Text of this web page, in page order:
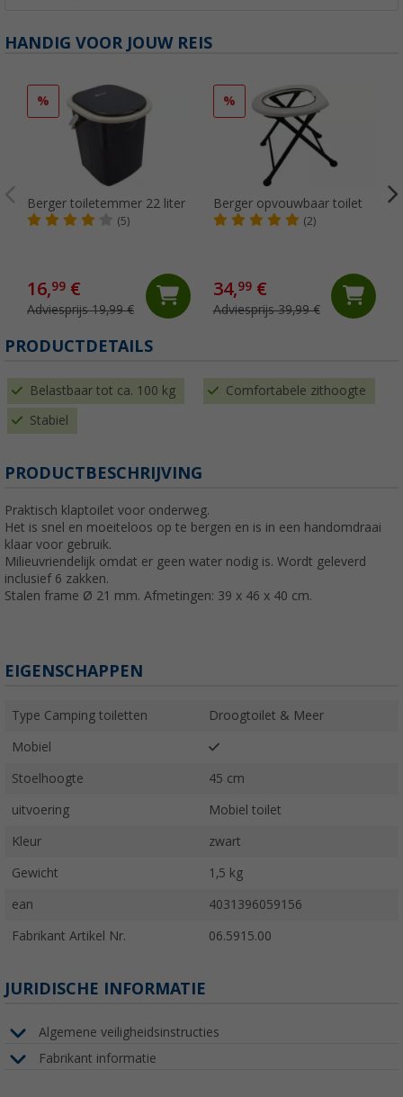
HANDIG VOOR JOUW REIS
%
Berger toiletemmer 22 liter
(5)
16,99 €
Adviesprijs 19,99 €
%
Berger opvouwbaar toilet
(2)
34,99€
Adviesprijs 39,99 €
PRODUCTDETAILS
Belastbaar tot ca. 100 kg Comfortabele zithoogte
Stabiel
PRODUCTBESCHRIJVING
Praktisch klaptoilet voor onderweg.
Het is snel en moeiteloos op te bergen en is in een handomdraai
klaar voor gebruik.
Milieuvriendelijk omdat er geen water nodig is. Wordt geleverd
inclusief 6 zakken.
Stalen frame Ø 21 mm. Afmetingen: 39 x 46 x 40 cm.
EIGENSCHAPPEN
Type Camping toiletten Droogtoilet & Meer
Mobiel
Stoelhoogte 45 cm
uitvoering Mobiel toilet
Kleur zwart
Gewicht 1,5 kg
ean 4031396059156
Fabrikant Artikel Nr. 06.5915.00
JURIDISCHE INFORMATIE
Algemene veiligheidsinstructies
Fabrikant informatie